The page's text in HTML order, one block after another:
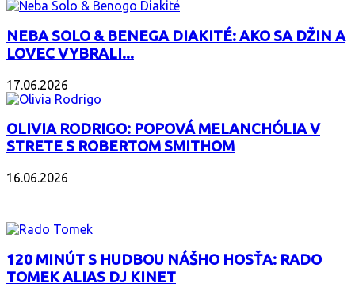
NEBA SOLO & BENEGA DIAKITÉ: AKO SA DŽIN A
LOVEC VYBRALI...
17.06.2026
OLIVIA RODRIGO: POPOVÁ MELANCHÓLIA V
STRETE S ROBERTOM SMITHOM
16.06.2026
120 MINÚT S HUDBOU NÁŠHO HOSŤA: RADO
TOMEK ALIAS DJ KINET